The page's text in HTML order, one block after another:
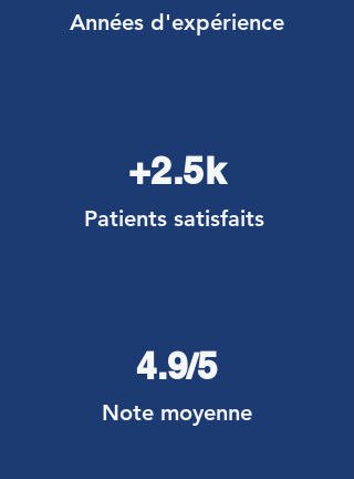
Années d'expérience
+2.5k
Patients satisfaits
4.9/5
Note moyenne